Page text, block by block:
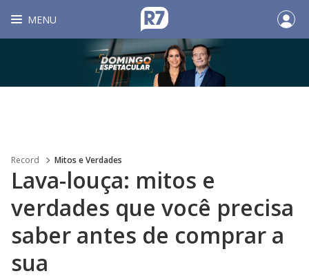
MENU
Record Mitos e Verdades
Lava-louça: mitos e
verdades que você precisa
saber antes de comprar a
sua